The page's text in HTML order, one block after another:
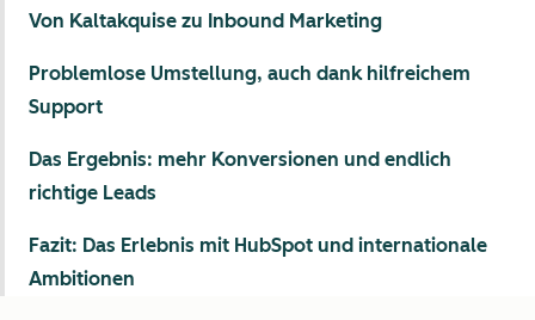
Von Kaltakquise zu Inbound Marketing
Problemlose Umstellung, auch dank hilfreichem
Support
Das Ergebnis: mehr Konversionen und endlich
richtige Leads
Fazit: Das Erlebnis mit HubSpot und internationale
Ambitionen